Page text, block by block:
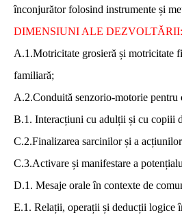
înconjurător folosind instrumente și
DIMENSIUNI ALE DEZVOLTĂRII:
A.1.Motricitate grosieră și motricitate
familiară;
A.2.Conduită senzorio-motorie pentru
B.1. Interacțiuni cu adulții și cu copiii
C.2.Finalizarea sarcinilor și a
C.3.Activare și manifestare a
D.1. Mesaje orale în contexte de
E.1. Relații, operații și deducții logice